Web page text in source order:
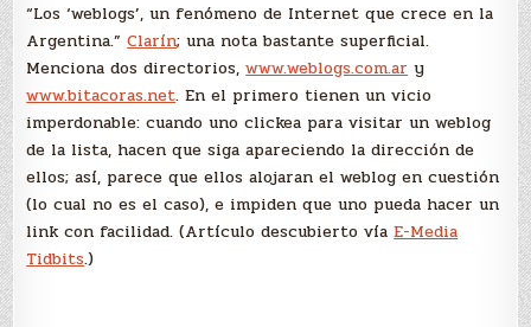
“Los ‘weblogs’, un fenómeno de Internet que crece en la
Argentina.”Clarín; una nota bastante superficial.
Menciona dos directorios,www.weblogs.com.ar y
www.bitacoras.net. En el primero tienen un vicio
imperdonable: cuando uno clickea para visitar un weblog
de la lista, hacen que siga apareciendo la dirección de
ellos; así, parece que ellos alojaran el weblog en cuestión
(lo cual no es el caso), e impiden que uno pueda hacer un
link con facilidad. (Artículo descubierto víaE-Media
Tidbits.)